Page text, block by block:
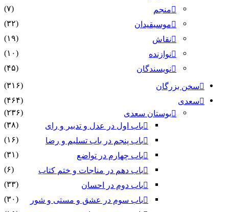
منجم
(۷)
موسیقیدان
(۳۲)
نقاش
(۱۹)
نوازنده
(۱۰)
نویسندگان
(۴۵)
سخن بزرگان
(۳۱۶)
سعدی
(۴۶۴)
بوستان سعدی
(۲۳۶)
باب اول در عدل و تدبیر و رای
(۳۸)
باب پنجم در باب تسلیم و رضا
(۱۶)
باب چهارم در تواضع
(۳۱)
باب دهم در مناجات و ختم کتاب
(۶)
باب دوم در احسان
(۳۳)
باب سوم در عشق و مستی و شور
(۳۰)